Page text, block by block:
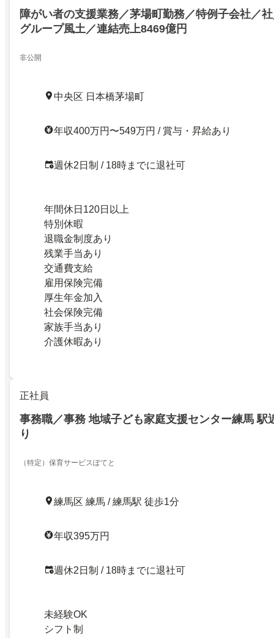
障がい者の支援業務／茅場町勤務／特例子会社／
グループ風土／連結売上8469億円
非公開
中央区 日本橋茅場町
年収400万円〜549万円 / 賞与・昇給あり
週休2日制 / 18時までに退社可
年間休日120日以上
特別休暇
退職金制度あり
残業手当あり
交通費支給
雇用保険完備
厚生年金加入
社会保険完備
家族手当あり
介護休暇あり
正社員
事務職／事務 地域子ども家庭支援センター練馬 駅
り
（特定）保育サービスぽてと
練馬区 練馬 / 練馬駅 徒歩1分
年収395万円
週休2日制 / 18時までに退社可
未経験OK
シフト制